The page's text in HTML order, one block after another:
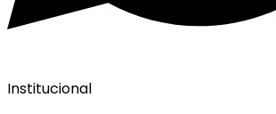
Institucional